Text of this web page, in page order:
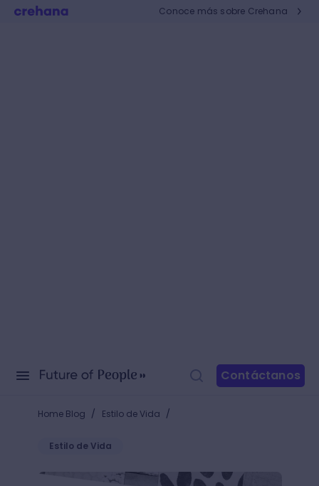
Conoce más sobre Crehana
Contáctanos
Home Blog / Estilo de Vida /
Estilo de Vida
Los esenciales de la costura: empieza a hacer tus